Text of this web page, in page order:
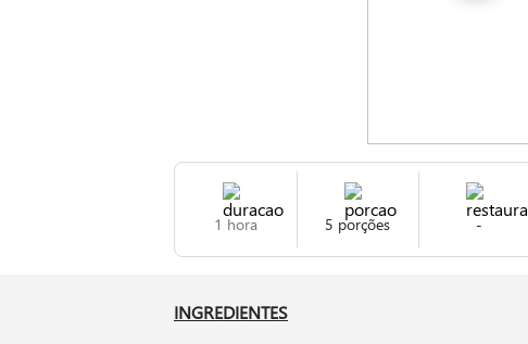
1 hora 5 porções -
INGREDIENTES